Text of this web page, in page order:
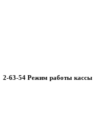
2-63-54 Режим работы кассы